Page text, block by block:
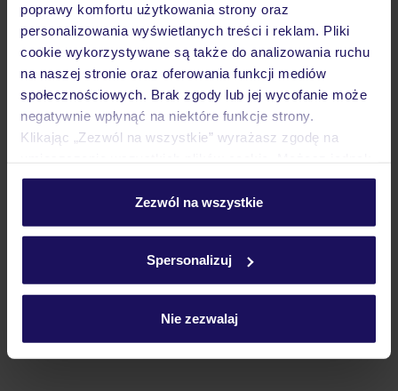
poprawy komfortu użytkowania strony oraz
personalizowania wyświetlanych treści i reklam. Pliki
cookie wykorzystywane są także do analizowania ruchu
na naszej stronie oraz oferowania funkcji mediów
społecznościowych. Brak zgody lub jej wycofanie może
negatywnie wpłynąć na niektóre funkcje strony.
Klikając „Zezwól na wszystkie” wyrażasz zgodę na
personalizować swój wybór wchodząc w zakładkę
Szczegółowe informacje o plikach cookie znajdziesz
Zezwól na wszystkie
Spersonalizuj
Nie zezwalaj
Atrakcje
Ważne informacje
Często zadawane pytania
Jak zmienić uczestników/osobę zgłaszającą?
Na jakiej podstawie i gdzie otrzymam karty
Zobacz więcej